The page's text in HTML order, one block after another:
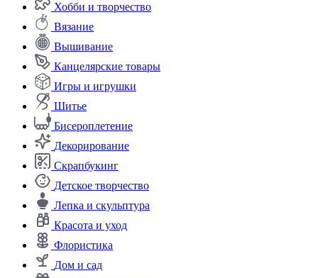
Хобби и творчество
Вязание
Вышивание
Канцелярские товары
Игры и игрушки
Шитье
Бисероплетение
Декорирование
Скрапбукинг
Детское творчество
Лепка и скульптура
Красота и уход
Флористика
Дом и сад